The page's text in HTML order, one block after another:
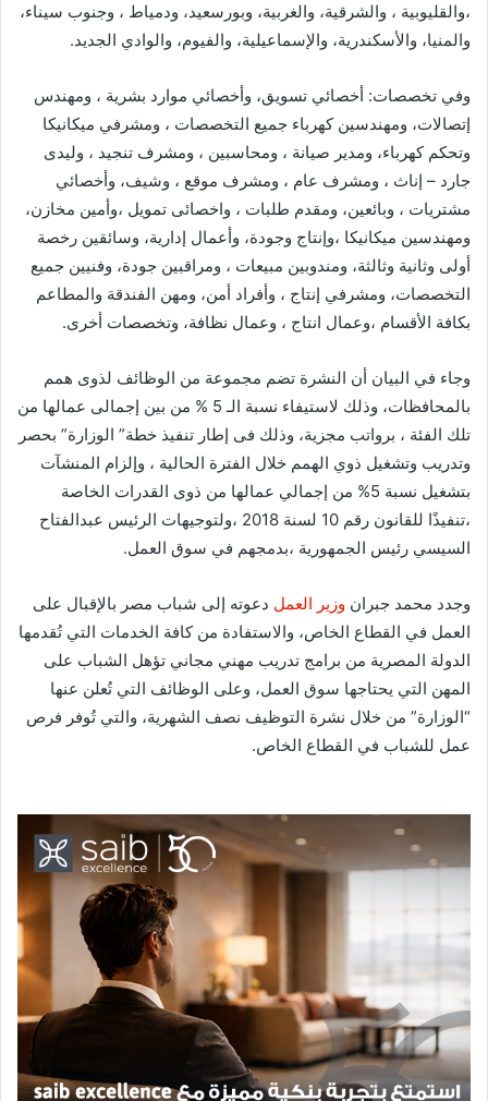
،والقليوبية ، والشرقية، والغربية، وبورسعيد، ودمياط ، وجنوب سيناء،
والمنيا، والأسكندرية، والإسماعيلية، والفيوم، والوادي الجديد.
وفي تخصصات: أخصائي تسويق، وأخصائي موارد بشرية ، ومهندس
إتصالات، ومهندسين كهرباء جميع التخصصات ، ومشرفي ميكانيكا
وتحكم كهرباء، ومدير صيانة ، ومحاسبين ، ومشرف تنجيد ، وليدى
جارد – إناث ، ومشرف عام ، ومشرف موقع ، وشيف، وأخصائي
مشتريات ، وبائعين، ومقدم طلبات ، واخصائى تمويل ،وأمين مخازن،
ومهندسين ميكانيكا ،وإنتاج وجودة، وأعمال إدارية، وسائقين رخصة
أولى وثانية وثالثة، ومندوبين مبيعات ، ومراقبين جودة، وفنيين جميع
التخصصات، ومشرفي إنتاج ، وأفراد أمن، ومهن الفندقة والمطاعم
بكافة الأقسام ،وعمال انتاج ، وعمال نظافة، وتخصصات أخرى.
وجاء في البيان أن النشرة تضم مجموعة من الوظائف لذوى همم
بالمحافظات، وذلك لاستيفاء نسبة الـ 5 % من بين إجمالى عمالها من
تلك الفئة ، برواتب مجزية، وذلك فى إطار تنفيذ خطة” الوزارة” بحصر
وتدريب وتشغيل ذوي الهمم خلال الفترة الحالية ، وإلزام المنشآت
بتشغيل نسبة 5% من إجمالي عمالها من ذوى القدرات الخاصة
،تنفيذًا للقانون رقم 10 لسنة 2018 ،ولتوجيهات الرئيس عبدالفتاح
السيسي رئيس الجمهورية ،بدمجهم في سوق العمل.
وجدد محمد جبران وزير العمل دعوته إلى شباب مصر بالإقبال على
العمل في القطاع الخاص، والاستفادة من كافة الخدمات التي تُقدمها
الدولة المصرية من برامج تدريب مهني مجاني تؤهل الشباب على
المهن التي يحتاجها سوق العمل، وعلى الوظائف التي تُعلن عنها
“الوزارة” من خلال نشرة التوظيف نصف الشهرية، والتي تُوفر فرص
عمل للشباب في القطاع الخاص.